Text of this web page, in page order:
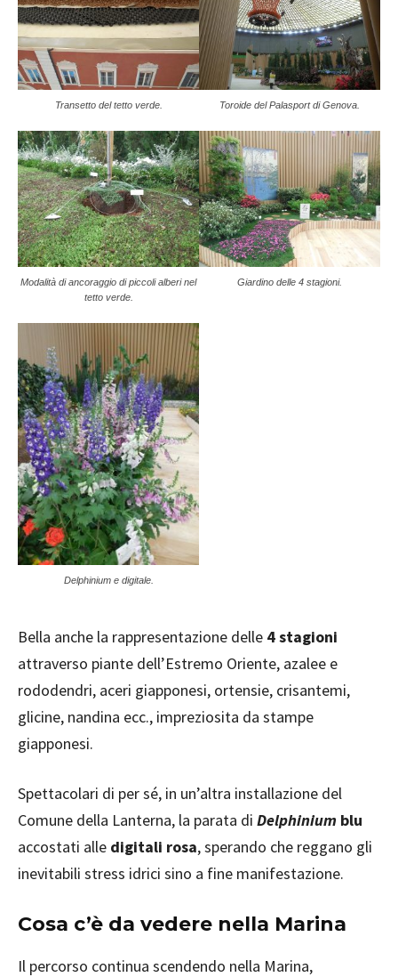
Transetto del tetto verde. Toroide del Palasport di Genova.
Modalità di ancoraggio di piccoli alberi nel
tetto verde.
Giardino delle 4 stagioni.
Delphinium e digitale.
Bella anche la rappresentazione delle 4 stagioni
attraverso piante dell’Estremo Oriente, azalee e
rododendri, aceri giapponesi, ortensie, crisantemi,
glicine, nandina ecc., impreziosita da stampe
giapponesi.
Spettacolari di per sé, in un’altra installazione del
Comune della Lanterna, la parata di Delphinium blu
accostati alle digitali rosa, sperando che reggano gli
inevitabili stress idrici sino a fine manifestazione.
Cosa c’è da vedere nella Marina
Il percorso continua scendendo nella Marina,